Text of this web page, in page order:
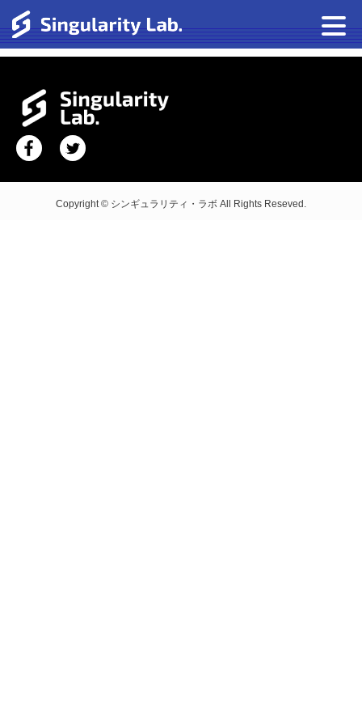
Copyright © シンギュラリティ・ラボ All Rights Reseved.